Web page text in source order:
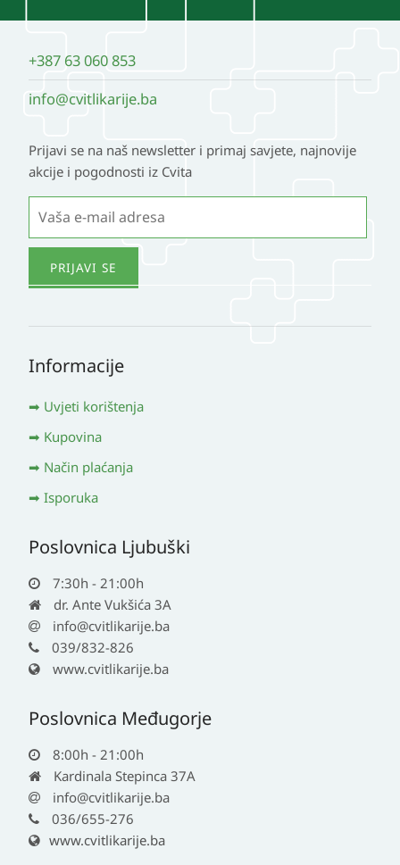
+387 63 060 853
info@cvitlikarije.ba
Prijavi se na naš newsletter i primaj savjete, najnovije
akcije i pogodnosti iz Cvita
Informacije
Uvjeti korištenja
Kupovina
Način plaćanja
Isporuka
Poslovnica Ljubuški
7:30h - 21:00h
dr. Ante Vukšića 3A
info@cvitlikarije.ba
039/832-826
www.cvitlikarije.ba
Poslovnica Međugorje
8:00h - 21:00h
Kardinala Stepinca 37A
info@cvitlikarije.ba
036/655-276
www.cvitlikarije.ba